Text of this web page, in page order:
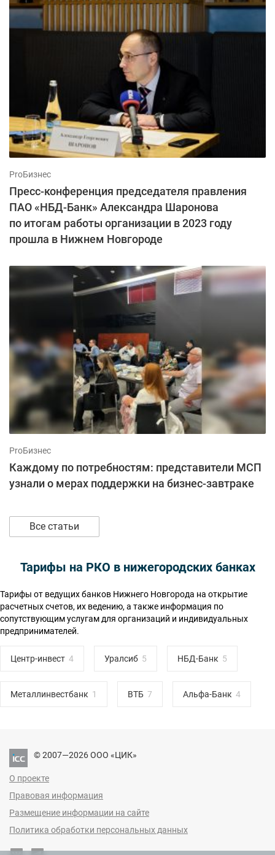
ProБизнес
Пресс-конференция председателя правления
ПАО «НБД-Банк» Александра Шаронова
по итогам работы организации в 2023 году
прошла в Нижнем Новгороде
ProБизнес
Каждому по потребностям: представители МСП
узнали о мерах поддержки на бизнес-завтраке
Все статьи
Тарифы на РКО в нижегородских банках
Тарифы от ведущих банков Нижнего Новгорода на открытие
расчетных счетов, их ведению, а также информация по
сопутствующим услугам для организаций и индивидуальных
предпринимателей.
Центр-инвест Уралсиб НБД-Банк
Металлинвестбанк ВТБ Альфа-Банк
© 2007—2026 ООО «ЦИК»
О проекте
Правовая информация
Размещение информации на сайте
Политика обработки персональных данных